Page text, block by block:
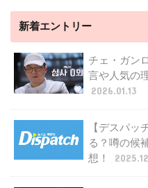
新着エントリー
チェ・ガン
言や人気の
2026.01.13
【デスパッ
る？噂の候
想！